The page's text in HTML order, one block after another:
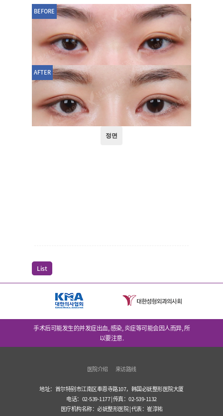
BEFORE
AFTER
List
手术后可能发生的并发症出血, 感染, 炎症等可能会因人而异, 所
以要注意.
医院介绍 来访路线
地址：首尔特别市江南区奉恩寺路107，韩国必妩整形医院大厦
电话：02-539-1177 | 传真：02-539-1132
医疗机构名称：必妩整形医院 | 代表：崔淳祐